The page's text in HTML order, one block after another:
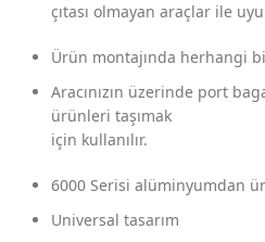
çıtası olmayan araçlar ile
Ürün montajında herhangi
Aracınızın üzerinde port
ürünleri taşımak
için kullanılır.
6000 Serisi alüminyumdan
Universal tasarım